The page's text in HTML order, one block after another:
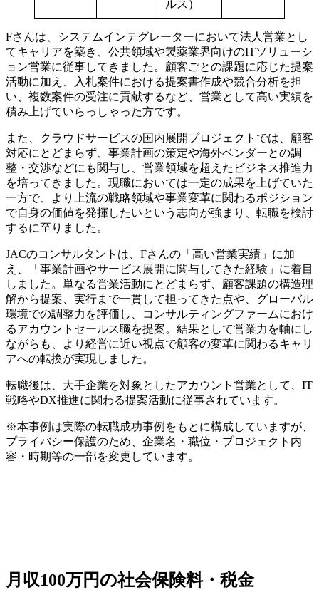
ルス）
Fさんは、システムインテグレーターにおいて法人営業とし
てキャリアを築き、公共領域や製薬業界向けのITソリューシ
ョン営業に従事してきました。顧客ごとの課題に応じた提案
活動に加え、入札案件における提案書作成や競合分析を担
い、複数案件の受注に貢献するなど、営業として高い実績を
積み上げていらっしゃった方です。
また、クラウドサービスの国内展開プロジェクトでは、顧客
対応にとどまらず、事業計画の策定や海外ベンダーとの調
整・交渉などにも関与し、営業領域を超えたビジネス推進力
を培ってきました。現職においては一定の成果を上げていた
一方で、より上流の戦略領域や事業変革に関わるポジション
で自身の価値を発揮したいという志向が強まり、転職を検討
するに至りました。
JACのコンサルタントは、Fさんの「高い営業実績」に加
え、「事業計画やサービス展開に関与してきた経験」に着目
しました。単なる営業活動にとどまらず、顧客課題の構造理
解から提案、実行まで一貫して担ってきた点や、グローバル
環境での調整力を評価し、コンサルティングファームにおけ
るアカウントセールス職を提案。結果として営業力を軸にし
ながらも、より経営に近い視点で顧客の変革に関わるキャリ
アへの転換が実現しました。
転職後は、大手企業を対象としたアカウント営業として、IT
戦略やDX推進に関わる提案活動に従事されています。
※本事例は実際の転職成功事例をもとに構成していますが、
プライバシー保護のため、企業名・職位・プロジェクト内
容・時期等の一部を変更しています。
月収100万円の社会保険料・税金